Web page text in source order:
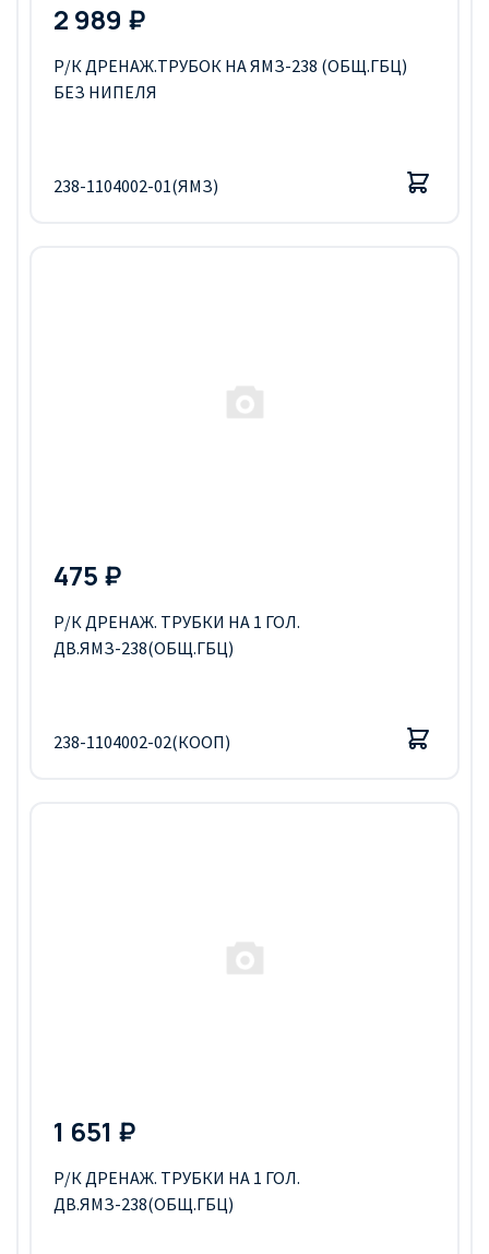
2 989 ₽
Р/К ДРЕНАЖ.ТРУБОК НА ЯМЗ-238 (ОБЩ.ГБЦ)
БЕЗ НИПЕЛЯ
238-1104002-01(ЯМЗ)
475 ₽
Р/К ДРЕНАЖ. ТРУБКИ НА 1 ГОЛ.
ДВ.ЯМЗ-238(ОБЩ.ГБЦ)
238-1104002-02(КООП)
1 651 ₽
Р/К ДРЕНАЖ. ТРУБКИ НА 1 ГОЛ.
ДВ.ЯМЗ-238(ОБЩ.ГБЦ)